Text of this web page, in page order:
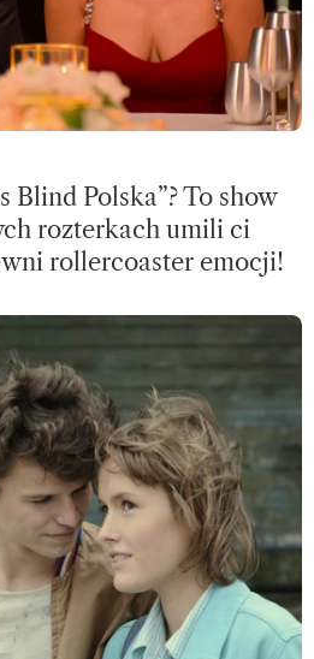
Blind Polska”? To show
rozterkach umili ci
rollercoaster emocji!